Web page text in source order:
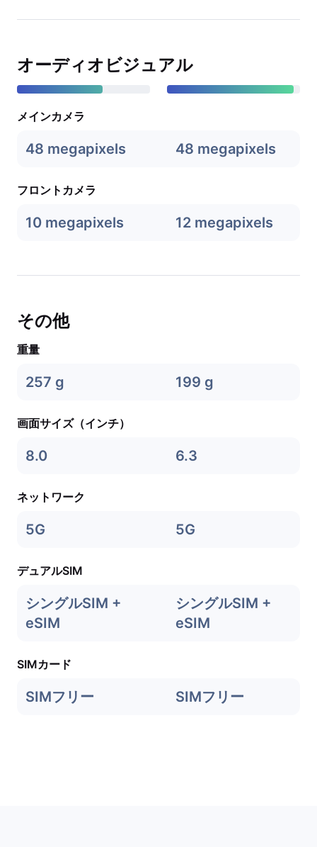
オーディオビジュアル
メインカメラ
48 megapixels 48 megapixels
フロントカメラ
10 megapixels 12 megapixels
その他
重量
257 g 199 g
画面サイズ（インチ）
8.0 6.3
ネットワーク
5G 5G
デュアルSIM
シングルSIM +
eSIM
シングルSIM +
eSIM
SIMカード
SIMフリー SIMフリー